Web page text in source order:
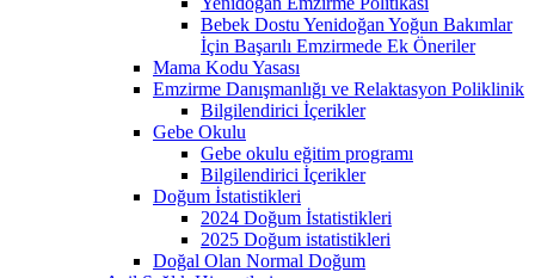
Bebek Dostu Yenidoğan Yoğun Bakımlar
İçin Başarılı Emzirmede Ek Öneriler
Mama Kodu Yasası
Emzirme Danışmanlığı ve Relaktasyon Poliklinik
Bilgilendirici İçerikler
Gebe Okulu
Gebe okulu eğitim programı
Bilgilendirici İçerikler
Doğum İstatistikleri
2024 Doğum İstatistikleri
2025 Doğum istatistikleri
Doğal Olan Normal Doğum